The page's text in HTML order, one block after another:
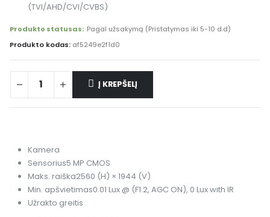
(TVI/AHD/CVI/CVBS)
Produkto statusas: Pagal užsakymą (Pristatymas iki 5-10 d.d)
Produkto kodas: af5249e2f1d0
Į KREPŠELĮ
Kamera
Sensorius5 MP CMOS
Maks. raiška2560 (H) × 1944 (V)
Min. apšvietimas0.01 Lux @ (F1.2, AGC ON), 0 Lux with IR
Užrakto greitis